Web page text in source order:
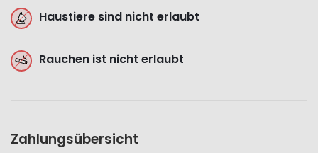
Haustiere sind nicht erlaubt
Rauchen ist nicht erlaubt
Zahlungsübersicht